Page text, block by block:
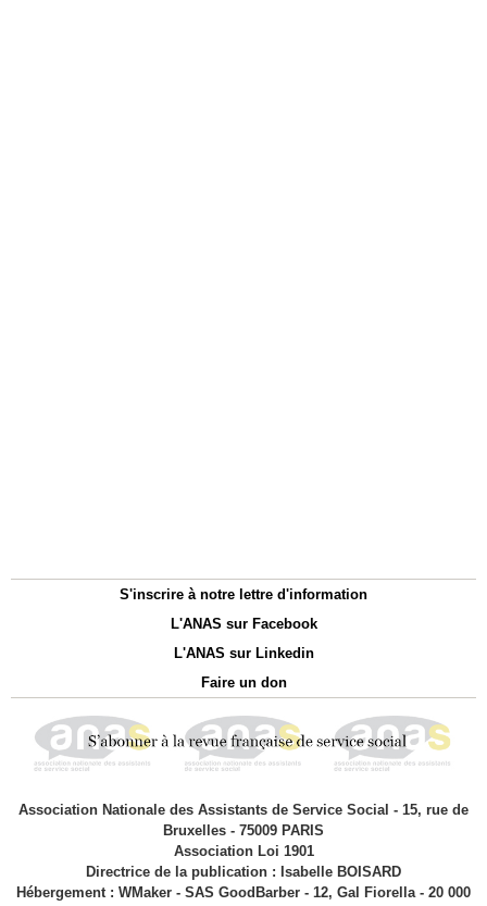
S'inscrire à notre lettre d'information
L'ANAS sur Facebook
L'ANAS sur Linkedin
Faire un don
Association Nationale des Assistants de Service Social - 15, rue de
Bruxelles - 75009 PARIS
Association Loi 1901
Directrice de la publication : Isabelle BOISARD
Hébergement : WMaker - SAS GoodBarber - 12, Gal Fiorella - 20 000